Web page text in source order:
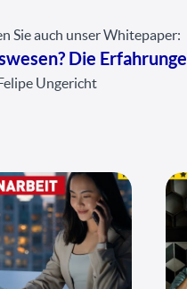
Sie auch unser Whitepaper:
Die
Ungericht